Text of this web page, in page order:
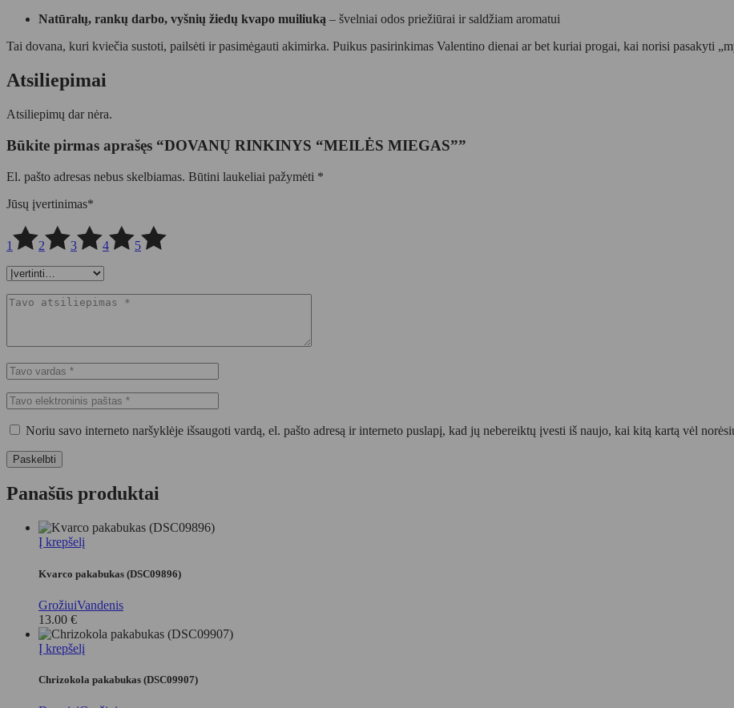
Natūralų, rankų darbo, vyšnių žiedų kvapo muiliuką – švelniai odos priežiūrai ir saldžiam aromatui
Tai dovana, kuri kviečia sustoti, pailsėti ir pasimėgauti akimirka. Puikus pasirinkimas Valentino dienai ar bet kuriai progai, kai norisi pasakyti
Atsiliepimai
Atsiliepimų dar nėra.
Būkite pirmas aprašęs “DOVANŲ RINKINYS “MEILĖS MIEGAS””
El. pašto adresas nebus skelbiamas. Būtini laukeliai pažymėti *
Jūsų įvertinimas*
1 2 3 4 5
Noriu savo interneto naršyklėje išsaugoti vardą, el. pašto adresą ir interneto puslapį, kad jų nebereiktų įvesti iš naujo, kai kitą kartą vėl
Paskelbti
Panašūs produktai
Į krepšelį
Kvarco pakabukas (DSC09896)
GrožiuiVandenis
13.00 €
Į krepšelį
Chrizokola pakabukas (DSC09907)